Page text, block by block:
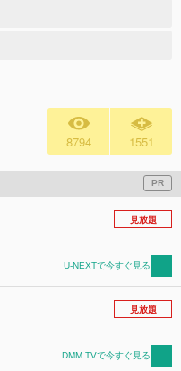
8794 1551
PR
見放題
U-NEXTで今すぐ見る
見放題
DMM TVで今すぐ見る